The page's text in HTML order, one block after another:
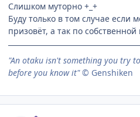
Слишком муторно +_+
Буду только в том случае если
призовёт, а так по
"An otaku isn't something you try
before you know it"© Genshiken